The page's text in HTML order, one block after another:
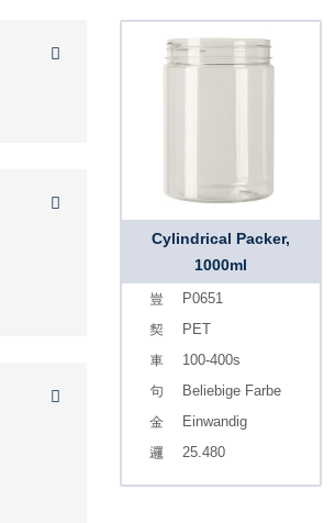
Cylindrical Packer,
1000ml
P0651
PET
100-400s
Beliebige Farbe
Einwandig
25.480